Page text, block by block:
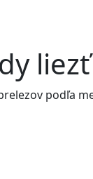
liezť
podľa